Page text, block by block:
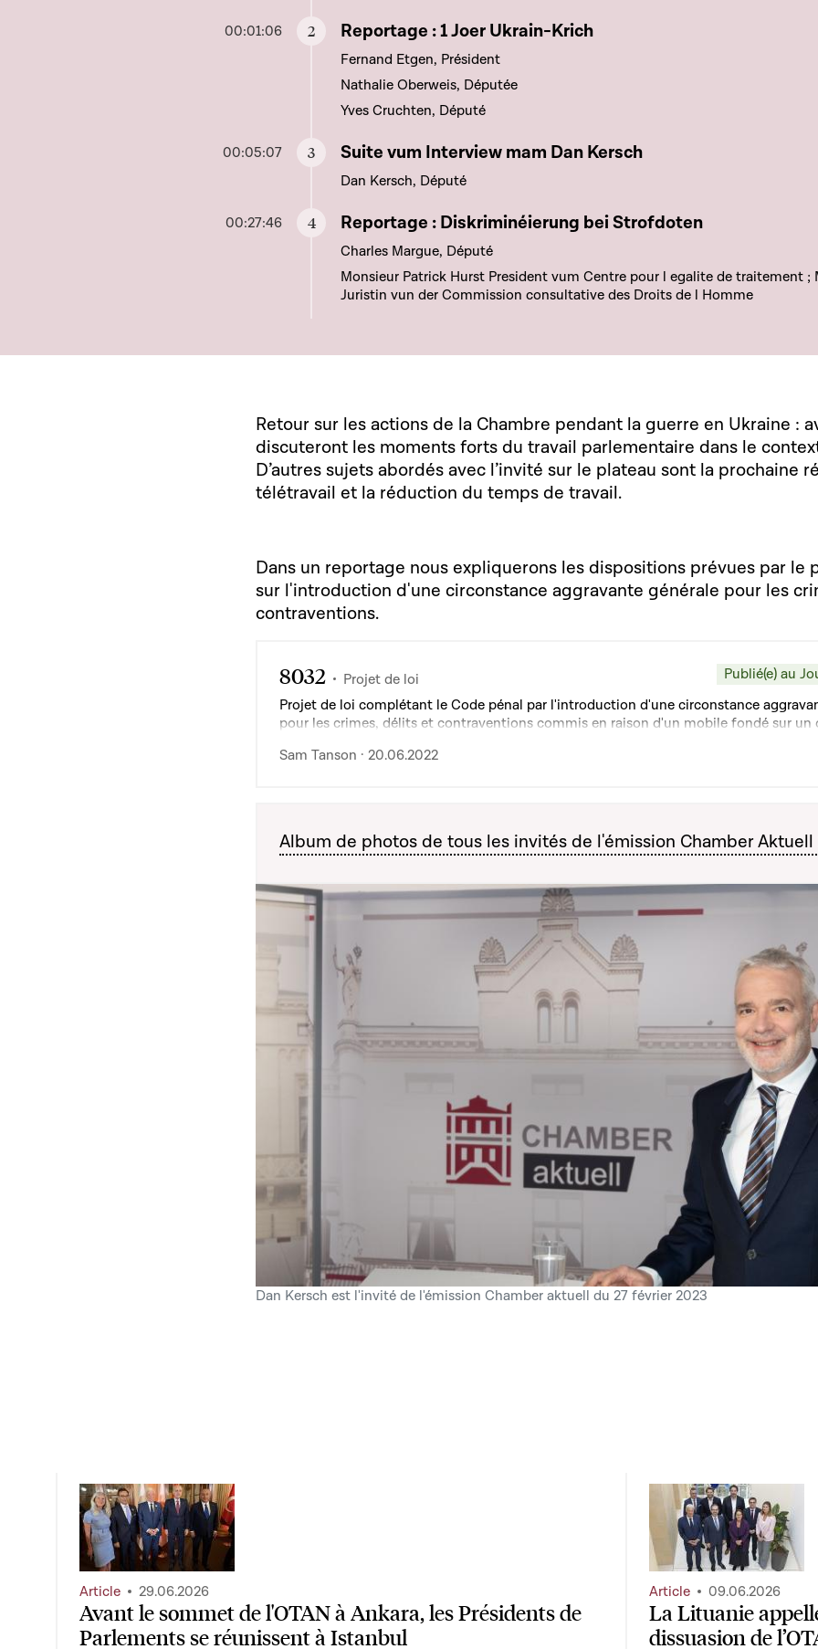
00:01:06 Aller à ce chapitre
Reportage : 1 Joer Ukrain-Krich
Fernand Etgen, Président
Nathalie Oberweis, Députée
Yves Cruchten, Député
00:05:07 Aller à ce chapitre
Suite vum Interview mam Dan Kersch
Dan Kersch, Député
00:27:46 Aller à ce chapitre
Reportage : Diskriminéierung bei Strofdoten
Charles Margue, Député
Monsieur Patrick Hurst President vum Centre pour l egalite de traitement ;
Juristin vun der Commission consultative des Droits de l Homme
Retour sur les actions de la Chambre pendant la guerre en Ukraine :
discuteront les moments forts du travail parlementaire dans le
D’autres sujets abordés avec l’invité sur le plateau sont la prochaine
télétravail et la réduction du temps de travail.
Dans un reportage nous expliquerons les dispositions prévues par le
sur l'introduction d'une circonstance aggravante générale pour les
contraventions.
8032 Projet de loi
Publié(e) au
Projet de loi complétant le Code pénal par l'introduction d'une circonstance
pour les crimes, délits et contraventions commis en raison d'un mobile fondé sur un
Sam Tanson · 20.06.2022
Album de photos de tous les invités de l'émission Chamber
Dan Kersch est l'invité de l'émission Chamber aktuell du 27 février 2023
Avant le sommet de l'OTAN à Ankara, les Présidents de
Parlements se réunissent à Istanbul
Article 29.06.2026
La Lituanie
dissuasion de
Article 09.06.2026